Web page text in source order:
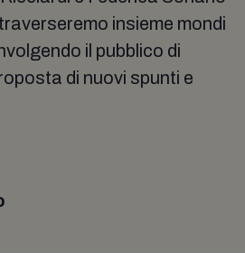
insieme mondi
il pubblico di
di nuovi spunti e